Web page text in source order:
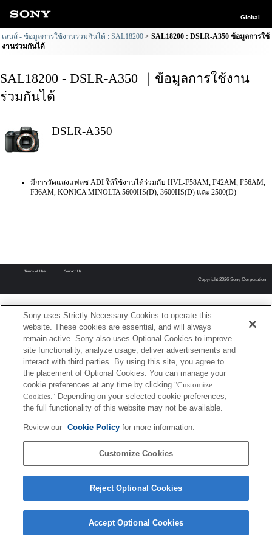
Global
เลนส์ - ข้อมูลการใช้งานร่วมกันได้ : SAL18200
SAL18200 : DSLR-A350 ข้อมูลการใช้
งานร่วมกันได้
SAL18200 - DSLR-A350 ｜ข้อมูลการใช้งาน
ร่วมกันได้
DSLR-A350
มีการวัดแสงแฟลช ADI ให้ใช้งานได้ร่วมกับ HVL-F58AM, F42AM, F56AM,
F36AM, KONICA MINOLTA 5600HS(D), 3600HS(D) และ 2500(D)
Terms of Use Contact Us
Copyright 2026 Sony Corporation
Sony uses Strictly Necessary Cookies to operate this
website. These cookies are essential, and will always
remain active. Sony also uses Optional Cookies to improve
site functionality, analyze usage, deliver advertisements and
interact with third parties. By using this site, you agree to
the placement of Optional Cookies. You can manage your
cookie preferences at any time by clicking "Customize
Cookies." Depending on your selected cookie preferences,
the full functionality of this website may not be available.
Review our Cookie Policyfor more information.
Customize Cookies
Reject Optional Cookies
Accept Optional Cookies